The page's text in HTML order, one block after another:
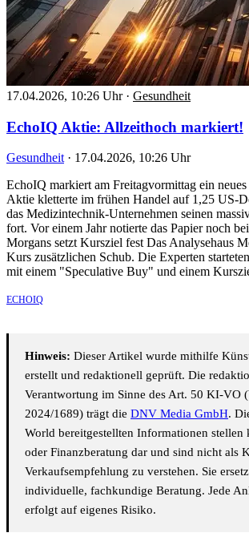
17.04.2026, 10:26 Uhr · Gesundheit
EchoIQ Aktie: Allzeithoch markiert!
Gesundheit · 17.04.2026, 10:26 Uhr
EchoIQ markiert am Freitagvormittag ein
Aktie kletterte im frühen Handel auf 1,25 US-
das Medizintechnik-Unternehmen seinen
fort. Vor einem Jahr notierte das Papier noch
Morgans setzt Kursziel fest Das Analysehaus
Kurs zusätzlichen Schub. Die Experten
mit einem "Speculative Buy" und einem
ECHOIQ
Hinweis: Dieser Artikel wurde mithilfe
erstellt und redaktionell geprüft. Die
Verantwortung im Sinne des Art. 50 KI-VO
2024/1689) trägt die DNV Media GmbH.
World bereitgestellten Informationen stellen
oder Finanzberatung dar und sind nicht als
Verkaufsempfehlung zu verstehen. Sie
individuelle, fachkundige Beratung. Jede
erfolgt auf eigenes Risiko.